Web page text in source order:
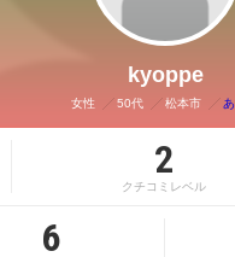
kyoppe
女性 50代 松本市
2
クチコミレベル
6